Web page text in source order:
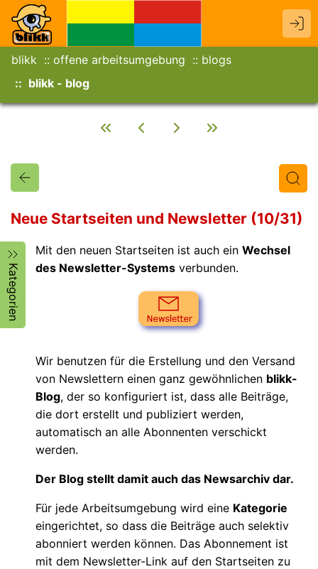
blikk offene arbeitsumgebung
blogs
blikk - blog
Titel Text Autor/in
Neue Startseiten und Newsletter (10/31)
Kategorien
Mit den neuen Startseiten ist auch ein Wechsel
des Newsletter-Systems verbunden.
Wir benutzen für die Erstellung und den Versand
von Newslettern einen ganz gewöhnlichen blikk-
Blog, der so konfiguriert ist, dass alle Beiträge,
die dort erstellt und publiziert werden,
automatisch an alle Abonnenten verschickt
werden.
Der Blog stellt damit auch das Newsarchiv dar.
Für jede Arbeitsumgebung wird eine Kategorie
eingerichtet, so dass die Beiträge auch selektiv
abonniert werden können. Das Abonnement ist
mit dem Newsletter-Link auf den Startseiten zu